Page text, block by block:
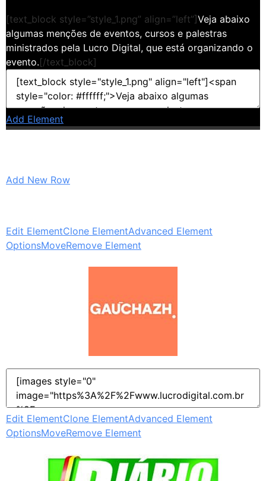
[text_block style=”style_1.png” align=”left”]Veja abaixo
algumas menções de eventos, cursos e palestras
ministrados pela Lucro Digital, que está organizando o
evento.[/text_block]
Add Element
Add New Row
Edit ElementClone ElementAdvanced Element
OptionsMoveRemove Element
Edit ElementClone ElementAdvanced Element
OptionsMoveRemove Element